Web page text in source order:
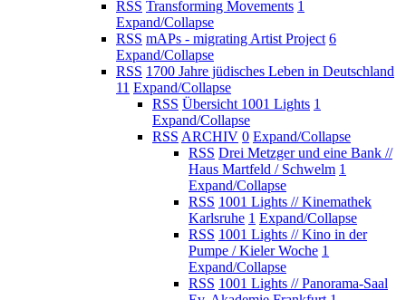
RSS Transforming Movements 1
Expand/Collapse
RSS mAPs - migrating Artist Project 6
Expand/Collapse
RSS 1700 Jahre jüdisches Leben in Deutschland
11 Expand/Collapse
RSS Übersicht 1001 Lights 1
Expand/Collapse
RSS ARCHIV 0 Expand/Collapse
RSS Drei Metzger und eine Bank //
Haus Martfeld / Schwelm 1
Expand/Collapse
RSS 1001 Lights // Kinemathek
Karlsruhe 1 Expand/Collapse
RSS 1001 Lights // Kino in der
Pumpe / Kieler Woche 1
Expand/Collapse
RSS 1001 Lights // Panorama-Saal